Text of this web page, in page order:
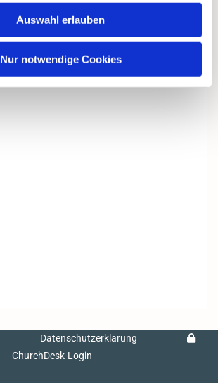
Auswahl erlauben
Nur notwendige Cookies
Datenschutzerklärung
ChurchDesk-Login